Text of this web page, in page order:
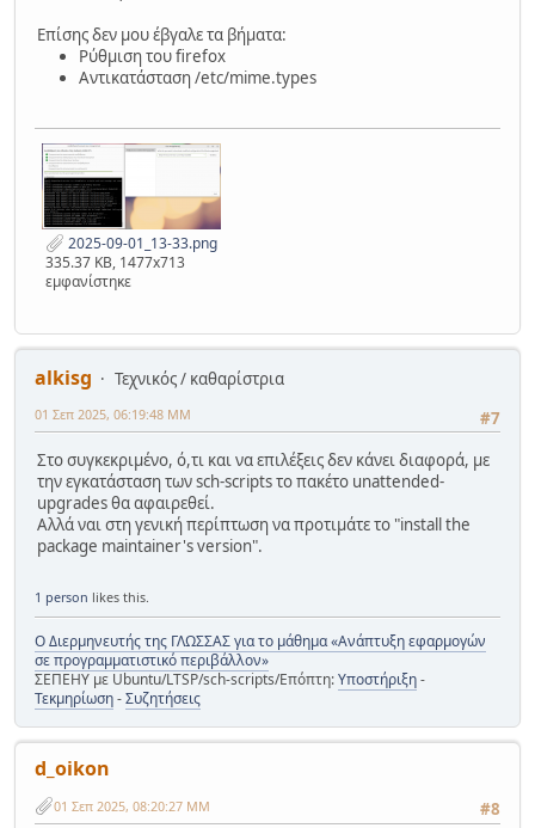
Επίσης δεν μου έβγαλε τα βήματα:
Ρύθμιση του firefox
Αντικατάσταση /etc/mime.types
2025-09-01_13-33.png
335.37 KB, 1477x713
εμφανίστηκε
alkisg
Τεχνικός / καθαρίστρια
#7
01 Σεπ 2025, 06:19:48 ΜΜ
Στο συγκεκριμένο, ό,τι και να επιλέξεις δεν κάνει διαφορά, με
την εγκατάσταση των sch-scripts το πακέτο unattended-
upgrades θα αφαιρεθεί.
Αλλά ναι στη γενική περίπτωση να προτιμάτε το "install the
package maintainer's version".
1 person likes this.
Ο Διερμηνευτής της ΓΛΩΣΣΑΣ για το μάθημα «Ανάπτυξη εφαρμογών
σε προγραμματιστικό περιβάλλον»
ΣΕΠΕΗΥ με Ubuntu/LTSP/sch-scripts/Επόπτη:Υποστήριξη-
Τεκμηρίωση-Συζητήσεις
d_oikon
#8
01 Σεπ 2025, 08:20:27 ΜΜ